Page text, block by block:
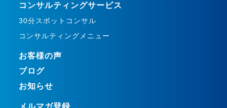
コンサルティングサービス
30分スポットコンサル
コンサルティングメニュー
お客様の声
ブログ
お知らせ
メルマガ登録